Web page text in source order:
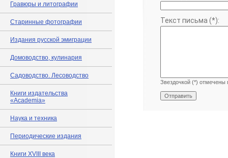
Гравюры и литографии
Старинные фотографии
Издания русской эмиграции
Домоводство, кулинария
Садоводство. Лесоводство
Книги издательства
«Academia»
Наука и техника
Периодические издания
Книги XVIII века
Текст письма (*):
Звездочкой (*) отмечены